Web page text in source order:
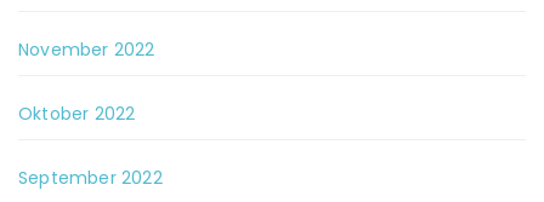
November 2022
Oktober 2022
September 2022